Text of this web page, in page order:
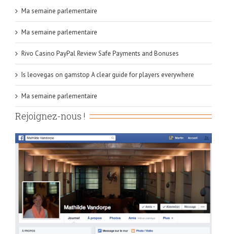
Ma semaine parlementaire
Ma semaine parlementaire
Rivo Casino PayPal Review Safe Payments and Bonuses
Is leovegas on gamstop A clear guide for players everywhere
Ma semaine parlementaire
Rejoignez-nous !